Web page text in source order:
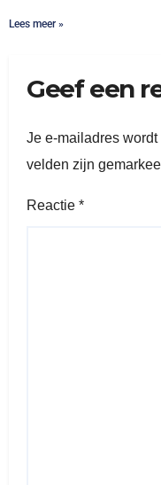
Lees meer »
Geef een
Je e-mailadres
velden zijn
Reactie *